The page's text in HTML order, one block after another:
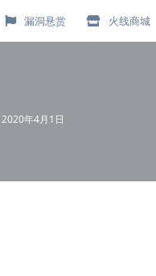
漏洞悬赏 火线商城
2020年4月1日